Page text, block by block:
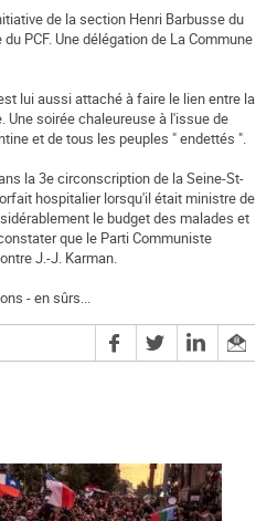
de la section Henri Barbusse du
PCF. Une délégation de La Commune
lui aussi attaché à faire le lien entre la
soirée chaleureuse à l'issue de
et de tous les peuples " endettés ".
la 3e circonscription de la Seine-St-
hospitalier lorsqu'il était ministre de
le budget des malades et
que le Parti Communiste
J.-J. Karman.
- en sûrs...